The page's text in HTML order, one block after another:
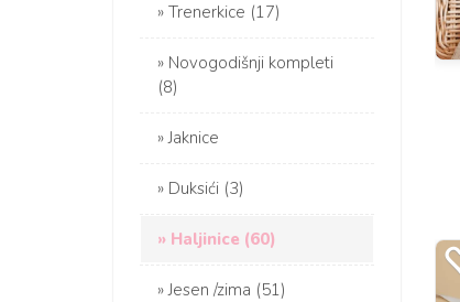
Trenerkice (17)
Novogodišnji kompleti
(8)
Jaknice
Duksići (3)
Haljinice (60)
Jesen /zima (51)